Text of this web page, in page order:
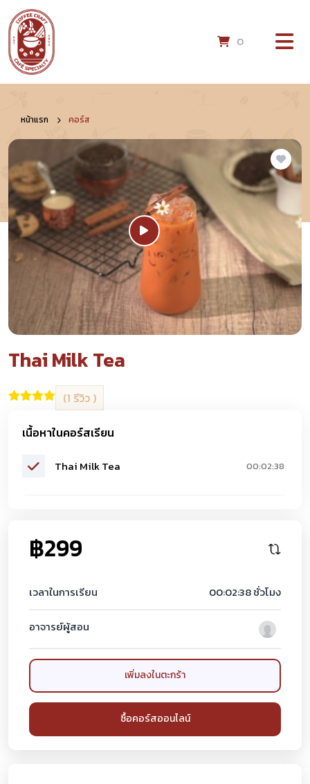
0
หน้าแรก คอร์ส
Thai Milk Tea
(1 รีวิว )
เนื้อหาในคอร์สเรียน
Thai Milk Tea 00:02:38
฿299
เวลาในการเรียน 00:02:38 ชั่วโมง
อาจารย์ผู้สอน
เพิ่มลงในตะกร้า
ซื้อคอร์สออนไลน์